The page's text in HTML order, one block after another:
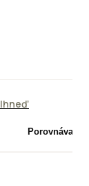
Ihneď
Porovnávač